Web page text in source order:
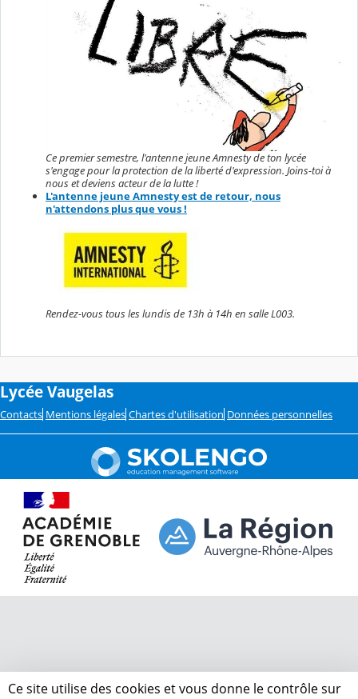
Ce premier semestre, l'antenne jeune Amnesty de ton lycée
s'engage pour la protection de la liberté d'expression. Joins-toi à
nous et deviens acteur de la lutte !
L'antenne jeune Amnesty est de retour, nous
n'attendons plus que vous !
Rendez-vous tous les lundis de 13h à 14h en salle L003.
Lycée Vaugelas
Contacts Mentions légales Chartes d'utilisation Données personnelles
Ce site utilise des cookies et vous donne le contrôle sur